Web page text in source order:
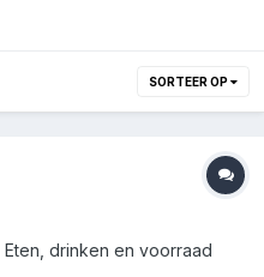
SORTEER OP
Eten, drinken en voorraad